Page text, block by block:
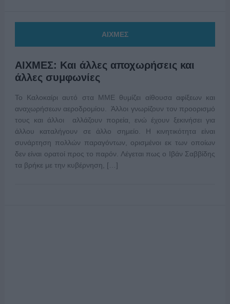
ΑΙΧΜΕΣ
ΑΙΧΜΕΣ: Και άλλες αποχωρήσεις και
άλλες συμφωνίες
Το Καλοκαίρι αυτό στα ΜΜΕ θυμίζει αίθουσα αφίξεων και
αναχωρήσεων αεροδρομίου. Άλλοι γνωρίζουν τον προορισμό
τους και άλλοι αλλάζουν πορεία, ενώ έχουν ξεκινήσει για
άλλου καταλήγουν σε άλλο σημείο. Η κινητικότητα είναι
συνάρτηση πολλών παραγόντων, ορισμένοι εκ των οποίων
δεν είναι ορατοί προς το παρόν. Λέγεται πως ο Ιβάν Σαββίδης
τα βρήκε με την κυβέρνηση, […]